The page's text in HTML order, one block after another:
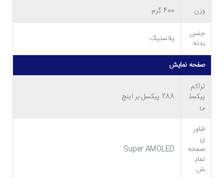
طراحی و ساخت تبلت Samsung Tab S5e
تبلت های موجود در بازار است. (ابعاد 245x160x5.5 میلی متر و
وزن 400 گرم) بدنه این تبلت از آلومینیوم باکیفیت ساخته شده و
در رنگهای مشکی، طلایی و نقره ای عرضه می گردد. طراحی زیبای
سبک آن باعث شده است تا حمل دستگاه به راحتی صورت بگیرد
و حتی بتوان از آن با یک دست استفاده کرد. حاشیه های تبلت
وزن
400 گرم
جنس
بدنه
پلاستیک
صفحه نمایش
تراکم
پیکسل
ی
288 پیکسل بر اینچ
فناور
ی
صفحه
نمای
ش
Super AMOLED